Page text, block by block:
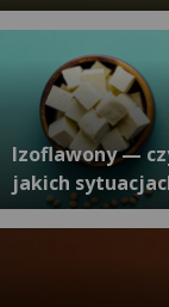
Izoflawony —
jakich